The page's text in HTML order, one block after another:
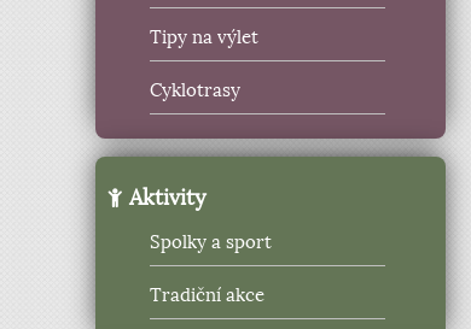
Tipy na výlet
Cyklotrasy
Aktivity
Spolky a sport
Tradiční akce